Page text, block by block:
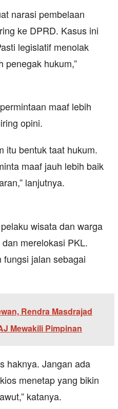
narasi pembelaan
ke DPRD. Kasus ini
legislatif menolak
penegak hukum,”
maaf lebih
opini.
itu bentuk taat hukum.
maaf jauh lebih baik
lanjutnya.
wisata dan warga
merelokasi PKL.
fungsi jalan sebagai
Rendra Masdrajad
Mewakili Pimpinan
haknya. Jangan ada
menetap yang bikin
katanya.